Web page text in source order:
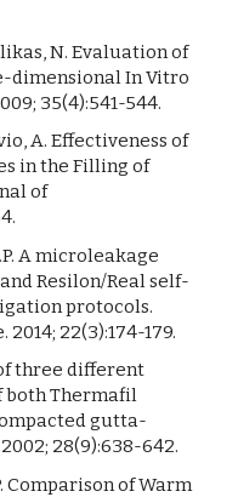
N. Evaluation of
dimensional In Vitro
35(4):541-544.
A. Effectiveness of
in the Filling of
of
A microleakage
Resilon/Real self-
protocols.
22(3):174-179.
three different
both Thermafil
gutta-
28(9):638-642.
Comparison of Warm